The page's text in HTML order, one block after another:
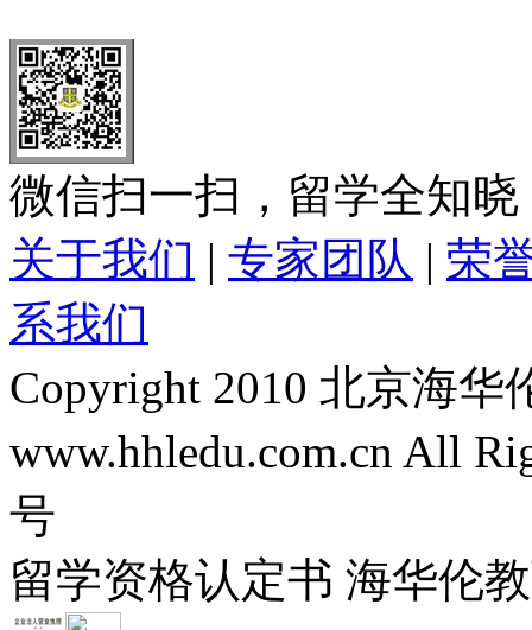
微信扫一扫，留学全知晓
关于我们 | 专家团队 | 荣
系我们
Copyright 2010 北京海
www.hhledu.com.cn All
号
留学资格认定书 海华伦